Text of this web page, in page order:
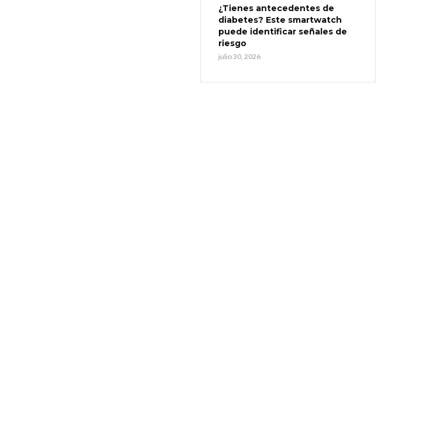
¿Tienes antecedentes de
diabetes? Este smartwatch
puede identificar señales de
riesgo
julio 30, 2026